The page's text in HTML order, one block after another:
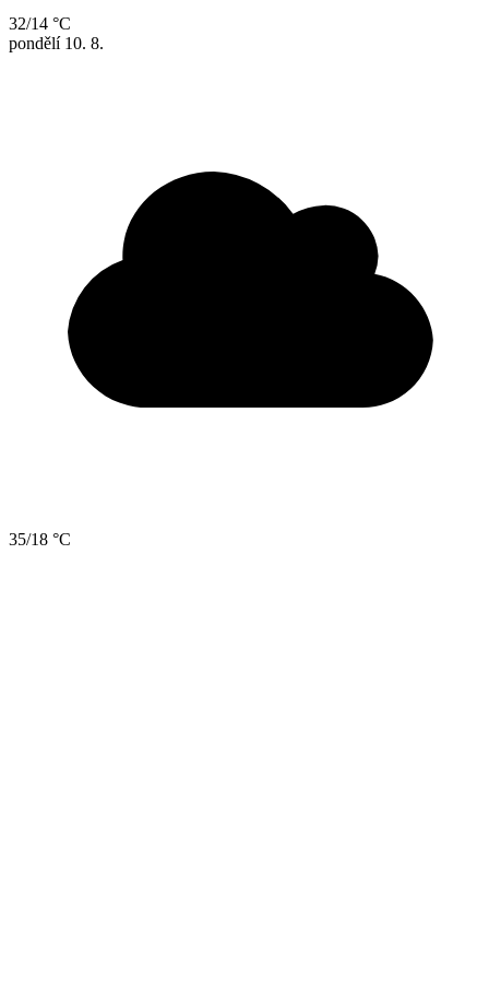
32/14 °C
pondělí 10. 8.
35/18 °C